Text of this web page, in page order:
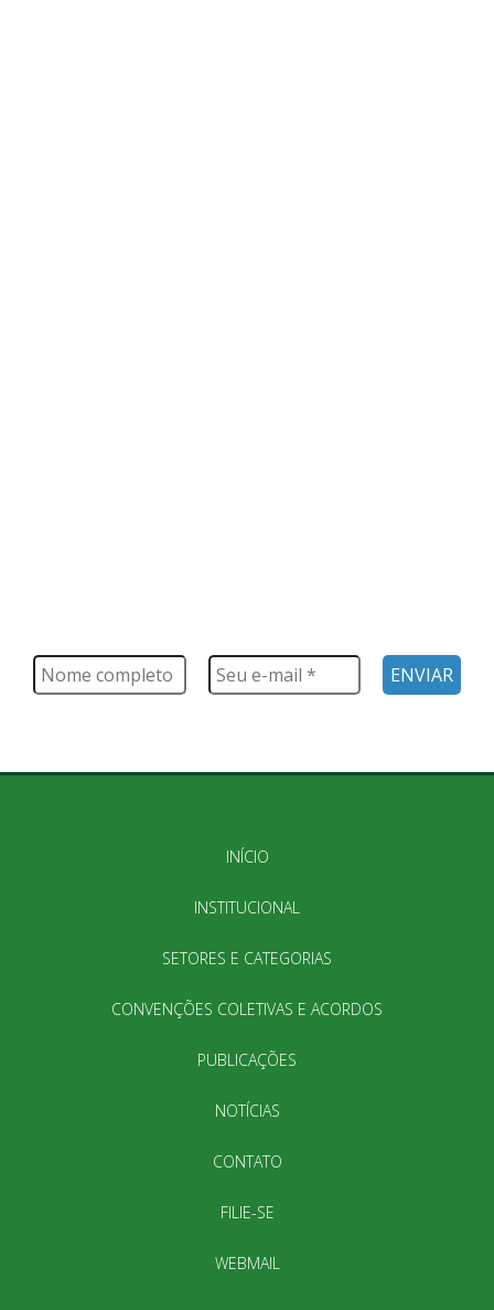
INÍCIO
INSTITUCIONAL
SETORES E CATEGORIAS
CONVENÇÕES COLETIVAS E ACORDOS
PUBLICAÇÕES
NOTÍCIAS
CONTATO
FILIE-SE
WEBMAIL